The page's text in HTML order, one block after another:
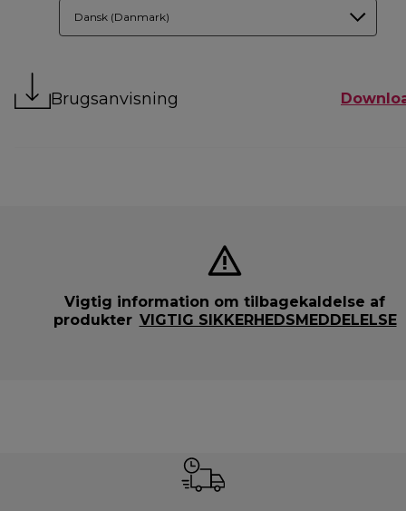
Dansk (Danmark)
Brugsanvisning
Vigtig information om tilbagekaldelse af
produkter VIGTIG SIKKERHEDSMEDDELELSE